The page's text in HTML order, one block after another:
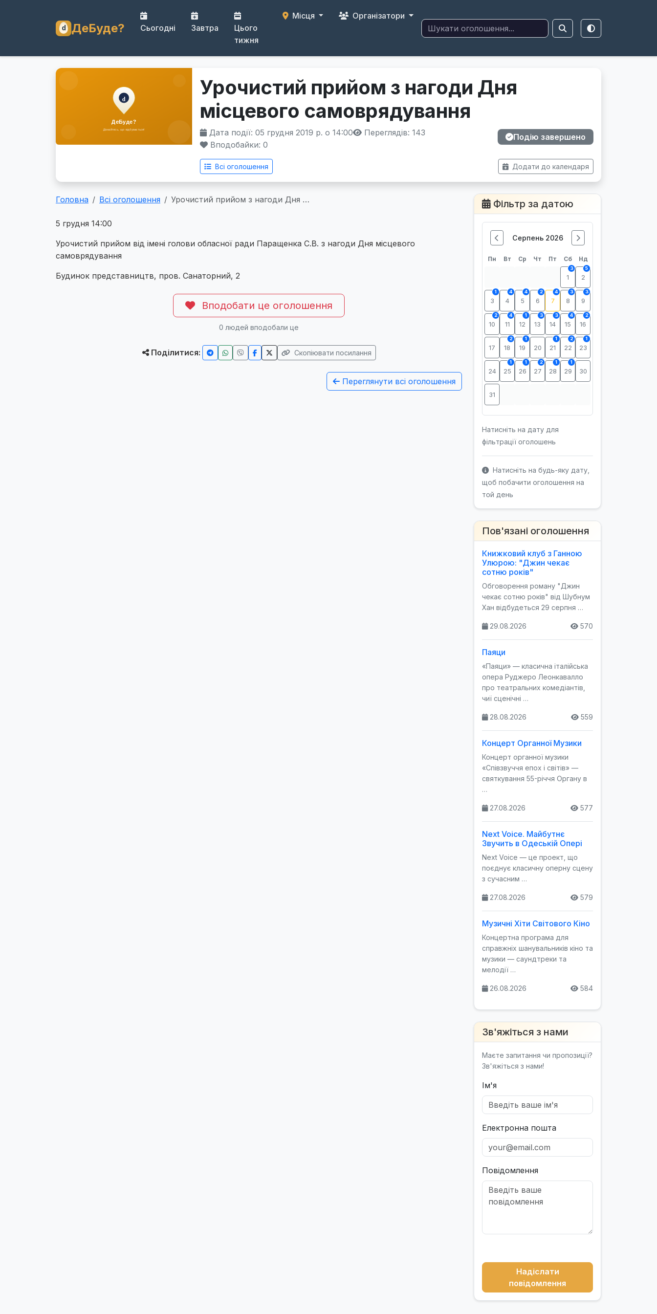
ДеБуде? Сьогодні Завтра
Цього
тижня
Місця Організатори
Урочистий прийом з нагоди Дня
місцевого самоврядування
Дата події: 05 грудня 2019 р. о 14:00
Переглядів: 143
Вподобайки: 0
Подію завершено
Всі оголошення Додати до календаря
Головна Всі оголошення Урочистий прийом з нагоди Дня …
5 грудня 14:00
Урочистий прийом від імені голови обласної ради Паращенка С.В. з нагоди Дня місцевого
самоврядування
Будинок представництв, пров. Санаторний, 2
Вподобати це оголошення
0 людей вподобали це
Поділитися: Скопіювати посилання
Переглянути всі оголошення
Фільтр за датою
Серпень 2026
Пн Вт Ср Чт Пт Сб Нд
1
3
2
5
3
1
4
4
5
4
6
2
7
4
8
3
9
3
10
2
11
4
12
1
13
3
14
3
15
4
16
2
17 18
2
19
1
20 21
1
22
2
23
1
24 25
1
26
1
27
2
28
1
29
1
30
31
Натисніть на дату для
фільтрації оголошень
Натисніть на будь-яку дату,
щоб побачити оголошення на
той день
Пов'язані оголошення
Книжковий клуб з Ганною
Улюрою: "Джин чекає
сотню років"
Обговорення роману "Джин
чекає сотню років" від Шубнум
Хан відбудеться 29 серпня …
29.08.2026 570
Паяци
«Паяци» — класична італійська
опера Руджеро Леонкавалло
про театральних комедіантів,
чиї сценічні …
28.08.2026 559
Концерт Органної Музики
Концерт органної музики
«Співзвуччя епох і світів» —
святкування 55-річчя Органу в
…
27.08.2026 577
Next Voice. Майбутнє
Звучить в Одеській Опері
Next Voice — це проект, що
поєднує класичну оперну сцену
з сучасним …
27.08.2026 579
Музичні Хіти Світового Кіно
Концертна програма для
справжніх шанувальників кіно та
музики — саундтреки та
мелодії …
26.08.2026 584
Зв'яжіться з нами
Маєте запитання чи пропозиції?
Зв'яжіться з нами!
Ім'я
Електронна пошта
Повідомлення
Надіслати
повідомлення